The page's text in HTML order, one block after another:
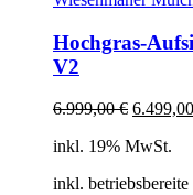
Hochgras-
V2
6.999,00€ 6.499,00
inkl. 19% MwSt.
inkl.